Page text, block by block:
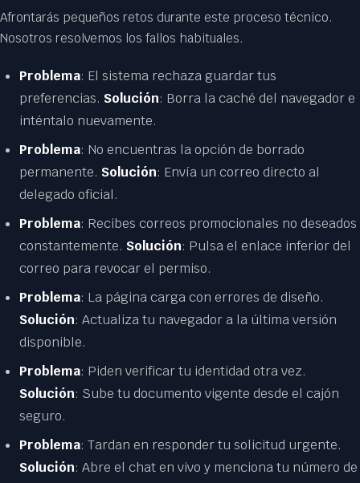
Afrontarás pequeños retos durante este proceso técnico.
Nosotros resolvemos los fallos habituales.
Problema: El sistema rechaza guardar tus
preferencias. Solución: Borra la caché del navegador e
inténtalo nuevamente.
Problema: No encuentras la opción de borrado
permanente. Solución: Envía un correo directo al
delegado oficial.
Problema: Recibes correos promocionales no deseados
constantemente. Solución: Pulsa el enlace inferior del
correo para revocar el permiso.
Problema: La página carga con errores de diseño.
Solución: Actualiza tu navegador a la última versión
disponible.
Problema: Piden verificar tu identidad otra vez.
Solución: Sube tu documento vigente desde el cajón
seguro.
Problema: Tardan en responder tu solicitud urgente.
Solución: Abre el chat en vivo y menciona tu número de